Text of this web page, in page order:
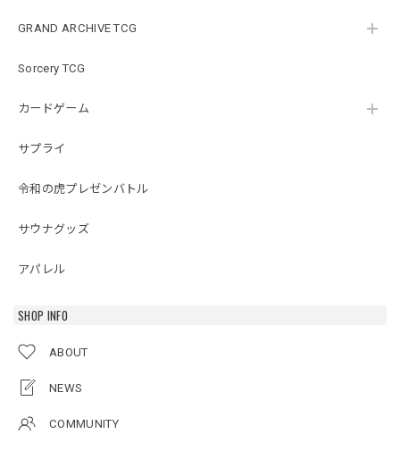
GRAND ARCHIVE TCG
Sorcery TCG
カードゲーム
サプライ
令和の虎プレゼンバトル
サウナグッズ
アパレル
SHOP INFO
ABOUT
NEWS
COMMUNITY